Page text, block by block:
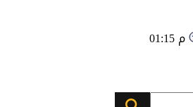
01:15 م